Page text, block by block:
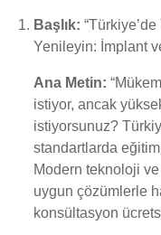
Başlık:
Yenileyin: İmplant
Ana Metin:
istiyor, ancak
istiyorsunuz?
standartlarda eğitim
Modern teknoloji
uygun çözümlerle
konsültasyon